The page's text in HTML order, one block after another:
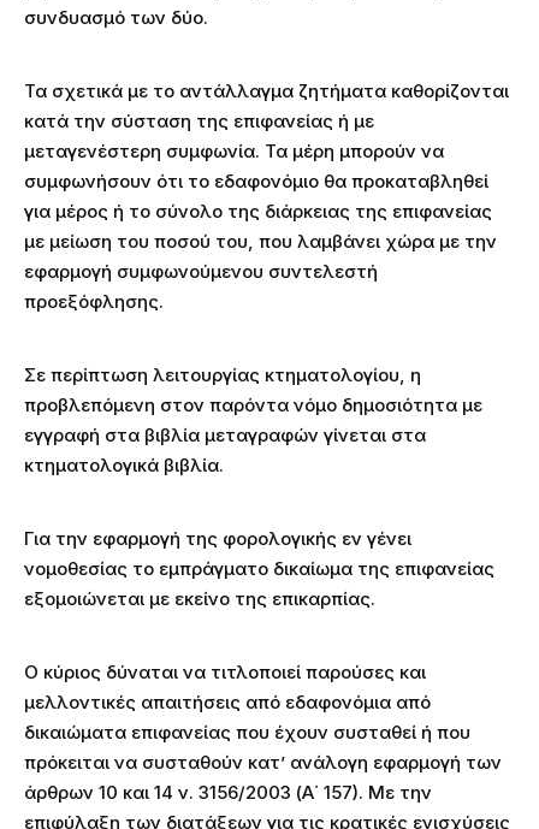
συνδυασμό των δύο.
Τα σχετικά με το αντάλλαγμα ζητήματα καθορίζονται
κατά την σύσταση της επιφανείας ή με
μεταγενέστερη συμφωνία. Τα μέρη μπορούν να
συμφωνήσουν ότι το εδαφονόμιο θα προκαταβληθεί
για μέρος ή το σύνολο της διάρκειας της επιφανείας
με μείωση του ποσού του, που λαμβάνει χώρα με την
εφαρμογή συμφωνούμενου συντελεστή
προεξόφλησης.
Σε περίπτωση λειτουργίας κτηματολογίου, η
προβλεπόμενη στον παρόντα νόμο δημοσιότητα με
εγγραφή στα βιβλία μεταγραφών γίνεται στα
κτηματολογικά βιβλία.
Για την εφαρμογή της φορολογικής εν γένει
νομοθεσίας το εμπράγματο δικαίωμα της επιφανείας
εξομοιώνεται με εκείνο της επικαρπίας.
Ο κύριος δύναται να τιτλοποιεί παρούσες και
μελλοντικές απαιτήσεις από εδαφονόμια από
δικαιώματα επιφανείας που έχουν συσταθεί ή που
πρόκειται να συσταθούν κατ’ ανάλογη εφαρμογή των
άρθρων 10 και 14 ν. 3156/2003 (Α΄ 157). Με την
επιφύλαξη των διατάξεων για τις κρατικές ενισχύσεις